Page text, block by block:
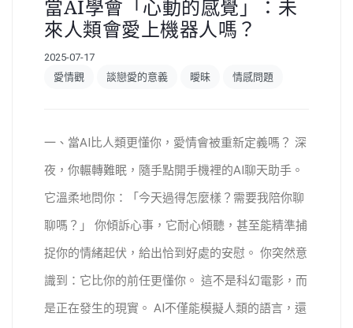
當AI學會「心動的感覺」：未
來人類會愛上機器人嗎？
2025-07-17
愛情觀
談戀愛的意義 曖昧 情感問題
一、當AI比人類更懂你，愛情會被重新定義嗎？ 深
夜，你輾轉難眠，隨手點開手機裡的AI聊天助手。
它溫柔地問你：「今天過得怎麼樣？需要我陪你聊
聊嗎？」 你傾訴心事，它耐心傾聽，甚至能精準捕
捉你的情緒起伏，給出恰到好處的安慰。 你突然意
識到：它比你的前任更懂你。 這不是科幻電影，而
是正在發生的現實。 AI不僅能模擬人類的語言，還